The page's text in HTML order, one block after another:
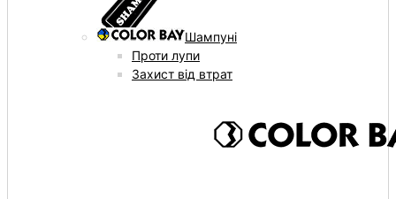
Шампуні
Проти лупи
Захист від втрат